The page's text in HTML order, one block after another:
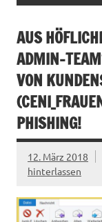
AUS
ADMIN-
VON
(
PHISHING!
12. März 2018
hinterlassen